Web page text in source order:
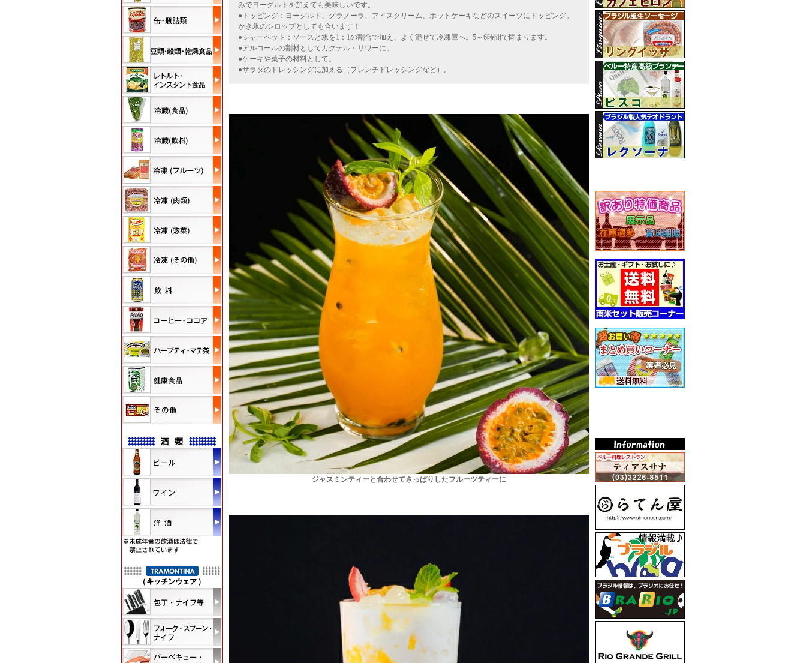
みでヨーグルトを加えても美味しいです。
●トッピング：ヨーグルト、グラノーラ、アイスクリーム、ホットケーキなどのスイーツにトッピング。
かき氷のシロップとしても合います！
●シャーベット：ソースと水を1：1の割合で加え、よく混ぜて冷凍庫へ。5～6時間で固まります。
●アルコールの割材としてカクテル・サワーに。
●ケーキや菓子の材料として。
●サラダのドレッシングに加える（フレンチドレッシングなど）。
ジャスミンティーと合わせてさっぱりしたフルーツティーに